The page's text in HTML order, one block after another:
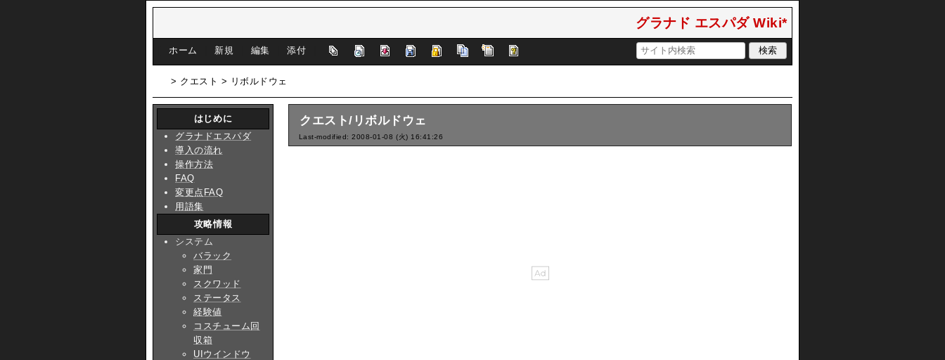
グラナド エスパダ Wiki*
ホーム 新規 編集 添付
> クエスト > リボルドウェ
クエスト/リボルドウェ
Last-modified: 2008-01-08 (火) 16:41:26
はじめに
グラナドエスパダ
導入の流れ
操作方法
FAQ
変更点FAQ
用語集
攻略情報
システム
バラック
家門
スクワッド
ステータス
経験値
コスチューム回
収箱
UIウインドウ